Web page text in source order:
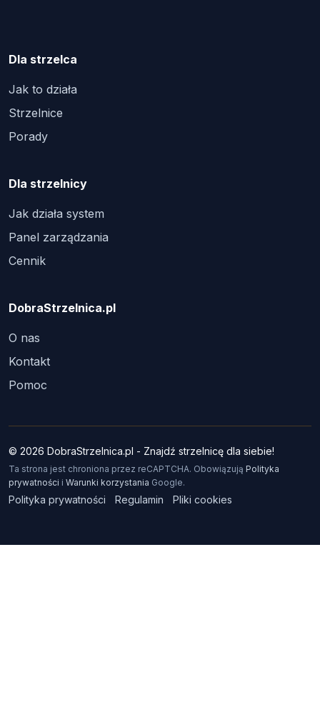
Dla strzelca
Jak to działa
Strzelnice
Porady
Dla strzelnicy
Jak działa system
Panel zarządzania
Cennik
DobraStrzelnica.pl
O nas
Kontakt
Pomoc
© 2026 DobraStrzelnica.pl - Znajdź strzelnicę dla siebie!
Ta strona jest chroniona przez reCAPTCHA. Obowiązują Polityka
prywatności i Warunki korzystania Google.
Polityka prywatności Regulamin Pliki cookies